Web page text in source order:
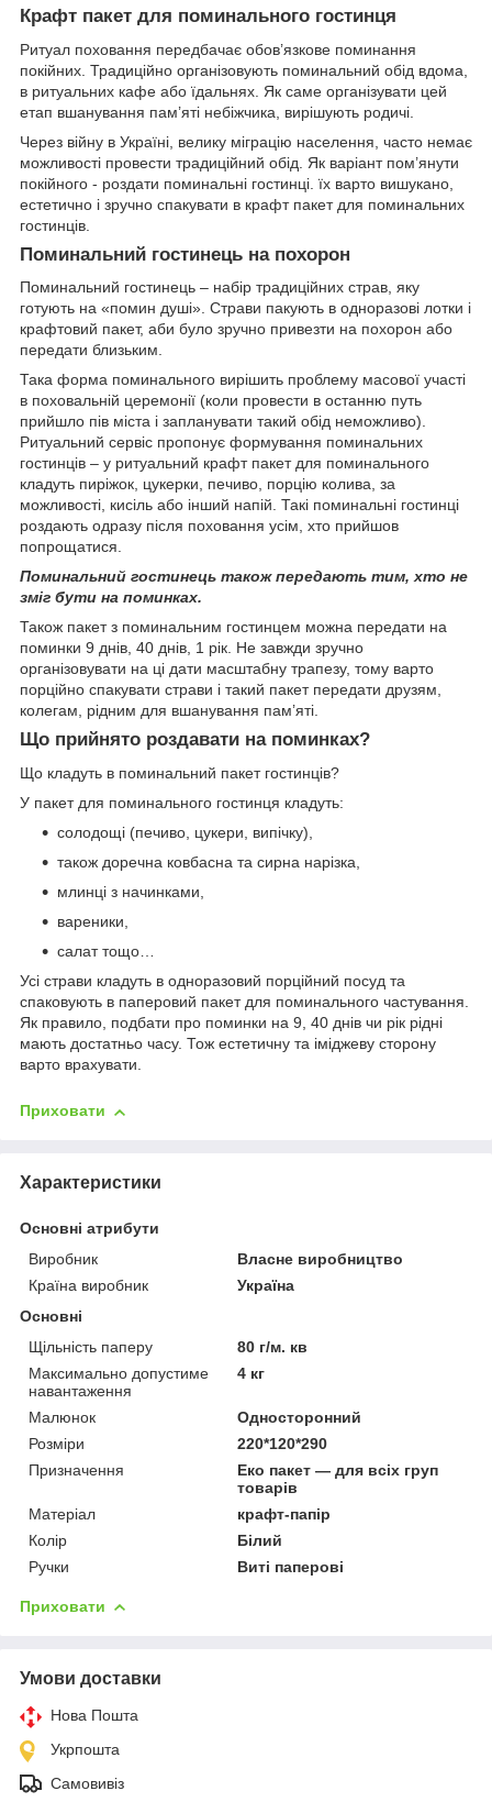
Крафт пакет для поминального гостинця
Ритуал поховання передбачає обов’язкове поминання
покійних. Традиційно організовують поминальний обід вдома,
в ритуальних кафе або їдальнях. Як саме організувати цей
етап вшанування пам’яті небіжчика, вирішують родичі.
Через війну в Україні, велику міграцію населення, часто немає
можливості провести традиційний обід. Як варіант пом’янути
покійного - роздати поминальні гостинці. їх варто вишукано,
естетично і зручно спакувати в крафт пакет для поминальних
гостинців.
Поминальний гостинець на похорон
Поминальний гостинець – набір традиційних страв, яку
готують на «помин душі». Страви пакують в одноразові лотки і
крафтовий пакет, аби було зручно привезти на похорон або
передати близьким.
Така форма поминального вирішить проблему масової участі
в поховальній церемонії (коли провести в останню путь
прийшло пів міста і запланувати такий обід неможливо).
Ритуальний сервіс пропонує формування поминальних
гостинців – у ритуальний крафт пакет для поминального
кладуть пиріжок, цукерки, печиво, порцію колива, за
можливості, кисіль або інший напій. Такі поминальні гостинці
роздають одразу після поховання усім, хто прийшов
попрощатися.
Поминальний гостинець також передають тим, хто не
зміг бути на поминках.
Також пакет з поминальним гостинцем можна передати на
поминки 9 днів, 40 днів, 1 рік. Не завжди зручно
організовувати на ці дати масштабну трапезу, тому варто
порційно спакувати страви і такий пакет передати друзям,
колегам, рідним для вшанування пам’яті.
Що прийнято роздавати на поминках?
Що кладуть в поминальний пакет гостинців?
У пакет для поминального гостинця кладуть:
солодощі (печиво, цукери, випічку),
також доречна ковбасна та сирна нарізка,
млинці з начинками,
вареники,
салат тощо…
Усі страви кладуть в одноразовий порційний посуд та
спаковують в паперовий пакет для поминального частування.
Як правило, подбати про поминки на 9, 40 днів чи рік рідні
мають достатньо часу. Тож естетичну та іміджеву сторону
варто врахувати.
Приховати
Характеристики
Основні атрибути
Виробник
Власне виробництво
Країна виробник
Україна
Основні
Щільність паперу
80 г/м. кв
Максимально допустиме
навантаження
4 кг
Малюнок
Односторонний
Розміри
220*120*290
Призначення
Еко пакет — для всіх груп
товарів
Матеріал
крафт-папір
Колір
Білий
Ручки
Виті паперові
Приховати
Умови доставки
Нова Пошта
Укрпошта
Самовивіз